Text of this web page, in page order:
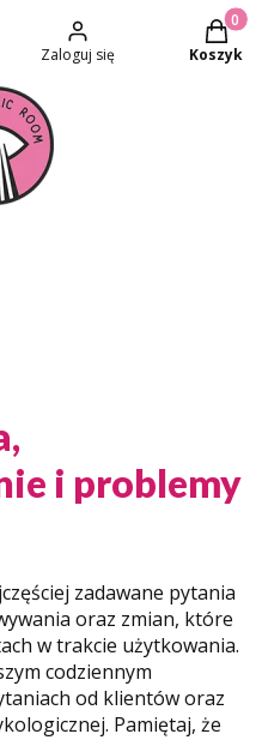
Zaloguj się
Koszyk
i problemy
zadawane pytania
oraz zmian, które
w trakcie użytkowania.
codziennym
od klientów oraz
Pamiętaj, że